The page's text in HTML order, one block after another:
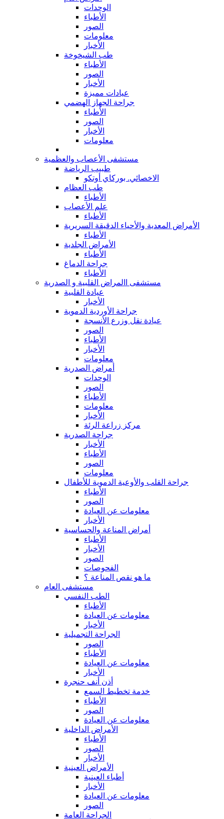
الوحدات
الأطباء
الصور
معلومات
الأخبار
طب الشيخوخة
الأطباء
الصور
الأخبار
عيادات مميزة
جراحة الجهاز الهضمي
الأطباء
الصور
الأخبار
معلومات
مستشفى الأعصاب والعظمية
طبيب الرياضة
الاخصائي. بوركاي أوتكو
طب العظام
الأطباء
علم الأعصاب
الأطباء
الأمراض المعدية والأحياء الدقيقة السريرية
الأطباء
الأمراض الجلدية
الأطباء
جراحة الدماغ
الأطباء
مستشفى االمراض القلبية و الصدرية
عيادة القلبية
الأخبار
جراحة الأوردية الدموية
عيادة نقل وزرع الأنسجة
الصور
الأطباء
الأخبار
معلومات
أمراض الصدرية
الوحدات
الصور
الأطباء
معلومات
الأخبار
مركز زراعة الرئة
جراحة الصدرية
الأخبار
الأطباء
الصور
معلومات
جراحة القلب والأوعية الدموية للأطفال
الأطباء
الصور
معلومات عن العيادة
الأخبار
أمراض المناعة والحساسية
الأطباء
الأخبار
الصور
الفحوصات
ما هو نقص المناعة ؟
مستشفى العام
الطب النفسي
الأطباء
معلومات عن العيادة
الأخبار
الجراحة التجميلية
الصور
الأطباء
معلومات عن العيادة
الأخبار
أذن أنف حنجرة
خدمة تخطيط السمع
الأطباء
الصور
معلومات عن العيادة
الأمراض الداخلية
الأطباء
الصور
الأخبار
الأمراض العينية
أطباء العينية
الأخبار
معلومات عن العيادة
الصور
الجراحة العامة